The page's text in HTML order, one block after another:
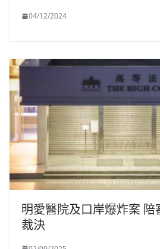
04/12/2024
明愛醫院及口岸爆炸案 陪
裁決